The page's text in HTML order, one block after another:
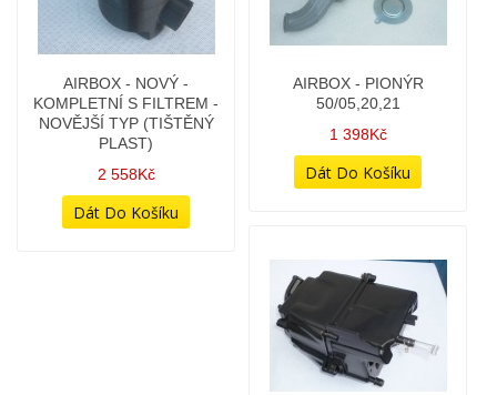
AIRBOX - NOVÝ -
1 398Kč